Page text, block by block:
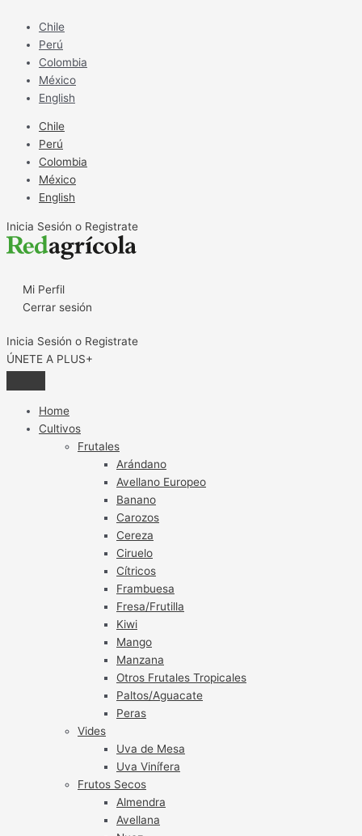
contenido
Chile
Perú
Colombia
México
English
Chile
Perú
Colombia
México
English
Inicia Sesión o Registrate
Mi Perfil
Cerrar sesión
Inicia Sesión o Registrate
ÚNETE A PLUS+
Home
Cultivos
Frutales
Arándano
Avellano Europeo
Banano
Carozos
Cereza
Ciruelo
Cítricos
Frambuesa
Fresa/Frutilla
Kiwi
Mango
Manzana
Otros Frutales Tropicales
Paltos/Aguacate
Peras
Vides
Uva de Mesa
Uva Vinífera
Frutos Secos
Almendra
Avellana